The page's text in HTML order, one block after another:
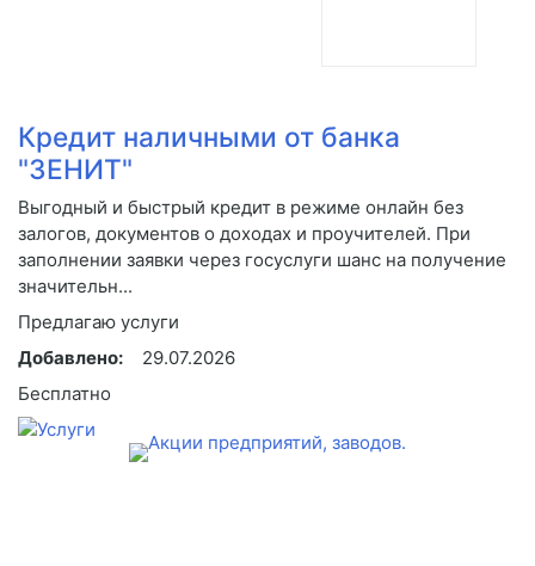
Кредит наличными от банка
"ЗЕНИТ"
Выгодный и быстрый кредит в режиме онлайн без
залогов, документов о доходах и проучителей. При
заполнении заявки через госуслуги шанс на получение
значительн...
Предлагаю услуги
Добавлено:
29.07.2026
Бесплатно